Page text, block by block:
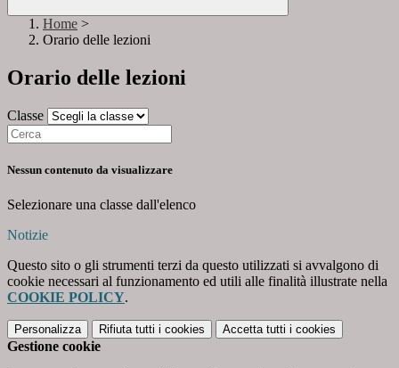
Home >
Orario delle lezioni
Orario delle lezioni
Classe
Nessun contenuto da visualizzare
Selezionare una classe dall'elenco
Notizie
Questo sito o gli strumenti terzi da questo utilizzati si avvalgono di
cookie necessari al funzionamento ed utili alle finalità illustrate nella
COOKIE POLICY.
Personalizza Rifiuta tutti i cookies Accetta tutti i cookies
Gestione cookie